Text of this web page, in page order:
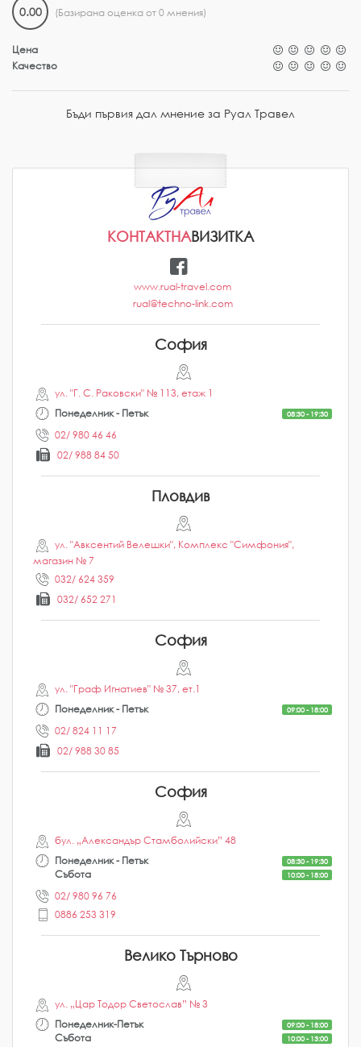
0.00 (Базирана оценка от 0 мнения)
Цена
Качество
Бъди първия дал мнение за Руал Травел
КОНТАКТНАВИЗИТКА
www.rual-travel.com
rual@techno-link.com
София
ул. "Г. С. Раковски" № 113, етаж 1
Понеделник - Петък
08:30 - 19:30
02/ 980 46 46
02/ 988 84 50
Пловдив
ул. "Авксентий Велешки", Комплекс "Симфония",
магазин № 7
032/ 624 359
032/ 652 271
София
ул. "Граф Игнатиев" № 37, ет.1
Понеделник - Петък
09:00 - 18:00
02/ 824 11 17
02/ 988 30 85
София
бул. „Александър Стамболийски” 48
Понеделник - Петък
08:30 - 19:30
Събота 10:00 - 18:00
02/ 980 96 76
0886 253 319
Велико Търново
ул. „Цар Тодор Светослав” № 3
Понеделник-Петък
09:00 - 18:00
Събота 10:00 - 13:00